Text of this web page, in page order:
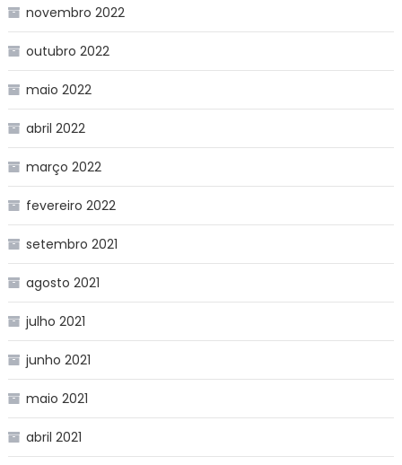
novembro 2022
outubro 2022
maio 2022
abril 2022
março 2022
fevereiro 2022
setembro 2021
agosto 2021
julho 2021
junho 2021
maio 2021
abril 2021